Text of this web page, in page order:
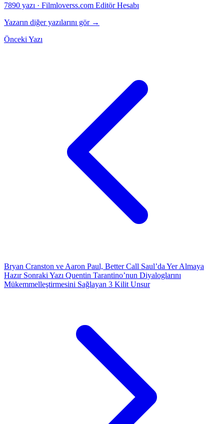
7890 yazı · Filmloverss.com Editör Hesabı
Yazarın diğer yazılarını gör →
Önceki Yazı
Bryan Cranston ve Aaron Paul, Better Call Saul’da Yer Almaya
Hazır Sonraki Yazı Quentin Tarantino’nun Diyaloglarını
Mükemmelleştirmesini Sağlayan 3 Kilit Unsur